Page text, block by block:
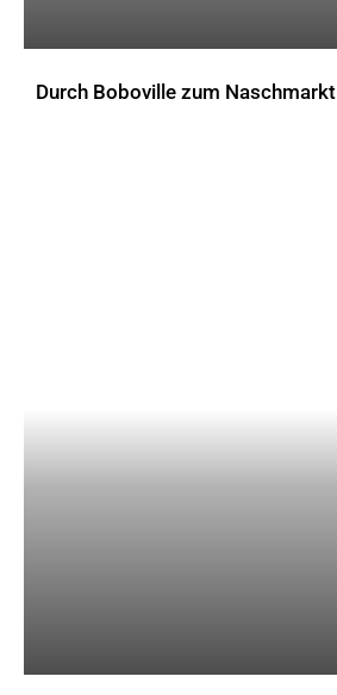
Durch Boboville zum Naschmarkt